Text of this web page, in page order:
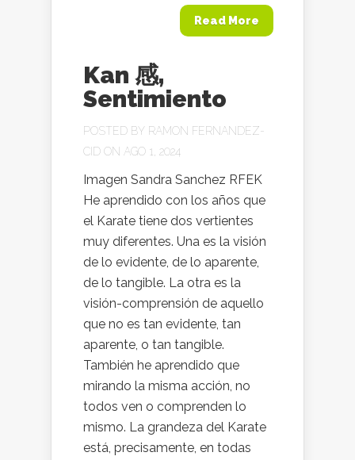
Read More
Kan 感,
Sentimiento
POSTED BY RAMON FERNANDEZ-
CID ON AGO 1, 2024
Imagen Sandra Sanchez RFEK
He aprendido con los años que
el Karate tiene dos vertientes
muy diferentes. Una es la visión
de lo evidente, de lo aparente,
de lo tangible. La otra es la
visión-comprensión de aquello
que no es tan evidente, tan
aparente, o tan tangible.
También he aprendido que
mirando la misma acción, no
todos ven o comprenden lo
mismo. La grandeza del Karate
está, precisamente, en todas